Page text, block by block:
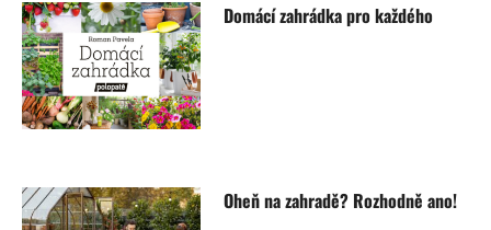
Domácí zahrádka pro každého
Oheň na zahradě? Rozhodně ano!